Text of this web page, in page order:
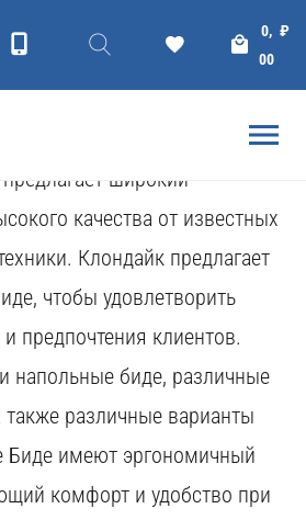
₽
0,
00
Б де
широкий
качества от известных
Клондайк предлагает
чтобы удовлетворить
предпочтения клиентов.
напольные биде, различные
различные варианты
Биде имеют эргономичный
комфорт и удобство при